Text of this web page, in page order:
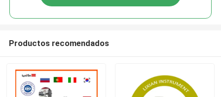
Productos recomendados